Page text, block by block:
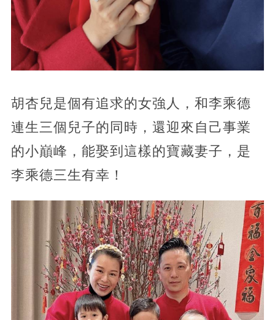
胡杏兒是個有追求的女強人，和李乘德
連生三個兒子的同時，還迎來自己事業
的小巔峰，能娶到這樣的寶藏妻子，是
李乘德三生有幸！